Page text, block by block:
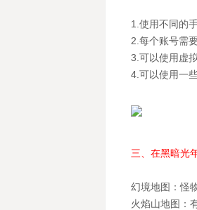
1.使用不同的
2.每个账号需
3.可以使用虚
4.可以使用一
三、在黑暗光
幻境地图：怪
火焰山地图：